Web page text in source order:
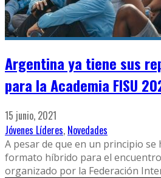
Argentina ya tiene sus
para la Academia FISU
15 junio, 2021
Jóvenes Líderes, Novedades
A pesar de que en un principio se
formato híbrido para el
organizado por la Federación